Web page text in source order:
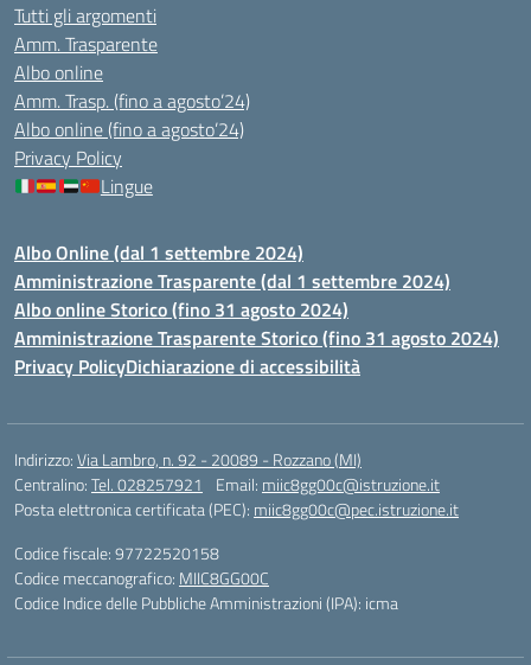
Tutti gli argomenti
Amm. Trasparente
Albo online
Amm. Trasp. (fino a agosto’24)
Albo online (fino a agosto’24)
Privacy Policy
Lingue
Albo Online (dal 1 settembre 2024)
Amministrazione Trasparente (dal 1 settembre 2024)
Albo online Storico (fino 31 agosto 2024)
Amministrazione Trasparente Storico (fino 31 agosto 2024)
Privacy PolicyDichiarazione di accessibilità
Indirizzo:Via Lambro, n. 92 - 20089 - Rozzano (MI)
Centralino:Tel. 028257921 Email: miic8gg00c@istruzione.it
Posta elettronica certificata (PEC): miic8gg00c@pec.istruzione.it
Codice fiscale: 97722520158
Codice meccanografico: MIIC8GG00C
Codice Indice delle Pubbliche Amministrazioni (IPA): icma